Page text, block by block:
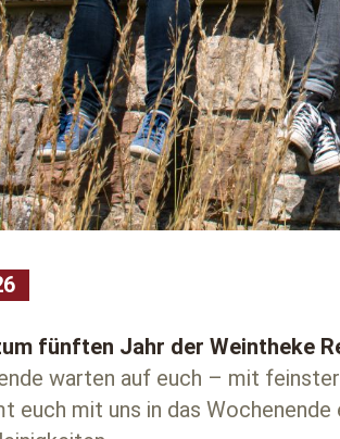
fünften Jahr der Weintheke
warten auf euch – mit
euch mit uns in das